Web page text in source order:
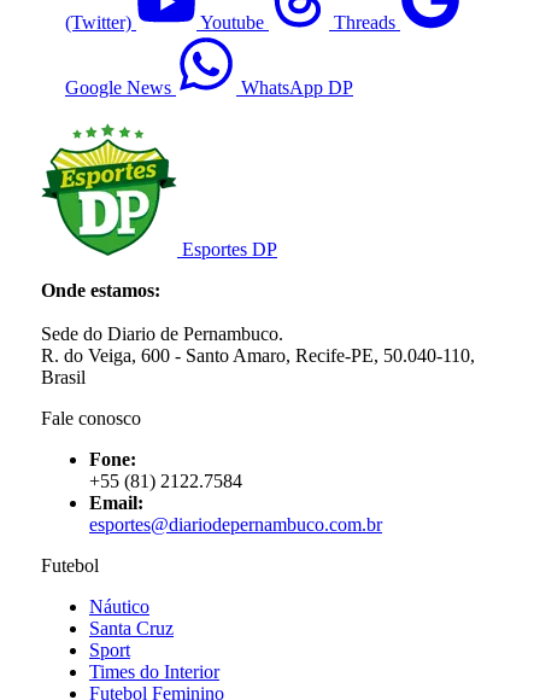
(Twitter) Youtube Threads
Google News WhatsApp DP
Esportes DP
Onde estamos:
Sede do Diario de Pernambuco.
R. do Veiga, 600 - Santo Amaro, Recife-PE, 50.040-110,
Brasil
Fale conosco
Fone:
+55 (81) 2122.7584
Email:
esportes@diariodepernambuco.com.br
Futebol
Náutico
Santa Cruz
Sport
Times do Interior
Futebol Feminino